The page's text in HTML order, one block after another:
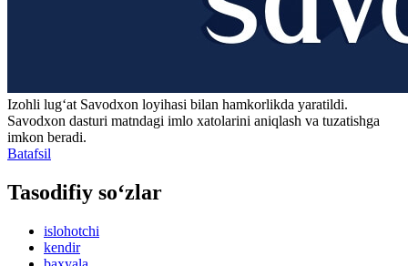
Izohli lugʻat Savodxon loyihasi bilan hamkorlikda yaratildi.
Savodxon dasturi matndagi imlo xatolarini aniqlash va tuzatishga
imkon beradi.
Batafsil
Tasodifiy so‘zlar
islohotchi
kendir